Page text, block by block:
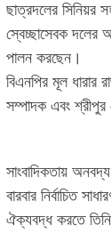
ছাত্রদলের সিনিয়র
স্বেচ্ছাসেবক দলের
পালন করছেন।
বিএনপির মূল ধারার
সম্পাদক এবং
সাংবাদিকতায়
বারবার নির্বাচিত
ঐক্যবদ্ধ করতে তিনি